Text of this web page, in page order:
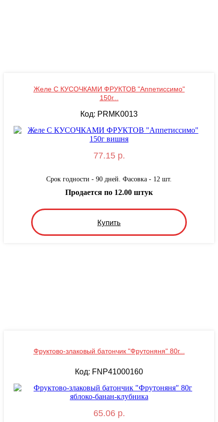
Желе С КУСОЧКАМИ ФРУКТОВ "Аппетиссимо"
150г...
Код: PRMK0013
77.15 р.
Срок годности - 90 дней. Фасовка - 12 шт.
Купить
Продается по 12.00 штук
Фруктово-злаковый батончик "Фрутоняня" 80г...
Код: FNP41000160
65.06 р.